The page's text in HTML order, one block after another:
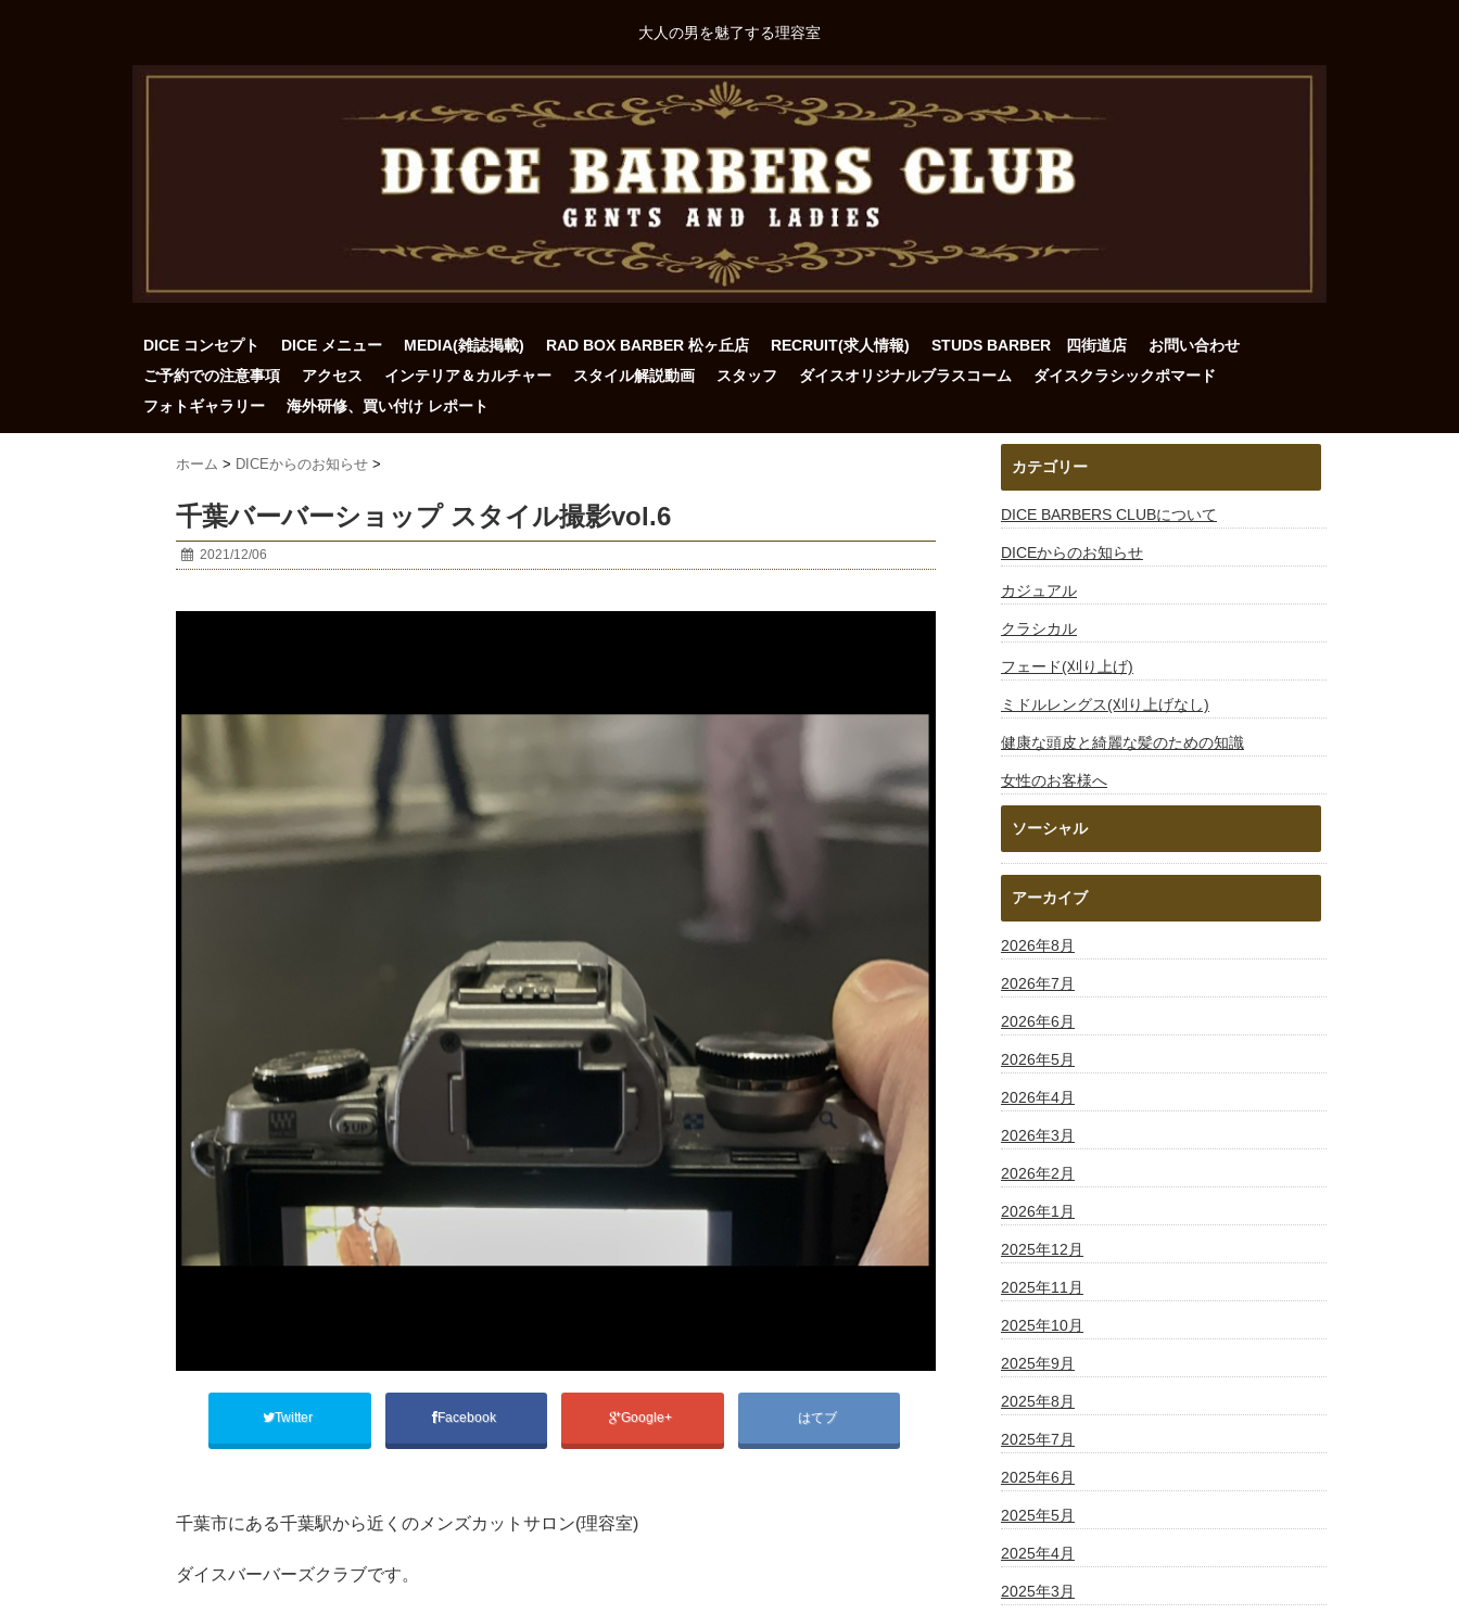
大人の男を魅了する理容室
DICE コンセプト DICE メニュー MEDIA(雑誌掲載) RAD BOX BARBER 松ヶ丘店 RECRUIT(求人情報) STUDS BARBER 四街道店
お問い合わせ
ご予約での注意事項
アクセス インテリア＆カルチャー スタイル解説動画 スタッフ ダイスオリジナルブラスコーム
ダイスクラシックポマード
フォトギャラリー
海外研修、買い付け レポート
ホーム > DICEからのお知らせ >
千葉バーバーショップ スタイル撮影vol.6
2021/12/06
Twitter Facebook Google+ はてブ
千葉市にある千葉駅から近くのメンズカットサロン(理容室)
ダイスバーバーズクラブです。
カテゴリー
DICE BARBERS CLUBについて
DICEからのお知らせ
カジュアル
クラシカル
フェード(刈り上げ)
ミドルレングス(刈り上げなし)
健康な頭皮と綺麗な髪のための知識
女性のお客様へ
ソーシャル
アーカイブ
2026年8月
2026年7月
2026年6月
2026年5月
2026年4月
2026年3月
2026年2月
2026年1月
2025年12月
2025年11月
2025年10月
2025年9月
2025年8月
2025年7月
2025年6月
2025年5月
2025年4月
2025年3月